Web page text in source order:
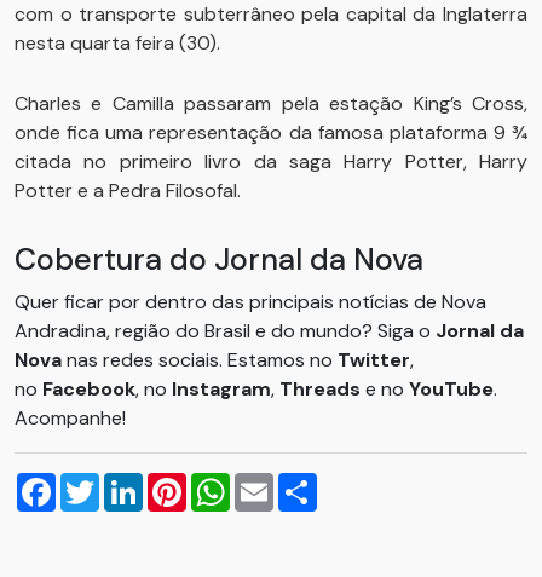
com o transporte subterrâneo pela capital da Inglaterra
nesta quarta feira (30).
Charles e Camilla passaram pela estação King’s Cross,
onde fica uma representação da famosa plataforma 9 ¾
citada no primeiro livro da saga Harry Potter, Harry
Potter e a Pedra Filosofal.
Cobertura do Jornal da Nova
Quer ficar por dentro das principais notícias de Nova
Andradina, região do Brasil e do mundo? Siga o Jornal da
Novanas redes sociais. Estamos no Twitter,
no Facebook, no Instagram, Threads e no YouTube.
Acompanhe!
Facebook
TwitterLinkedInPinterestWhatsApp
Email